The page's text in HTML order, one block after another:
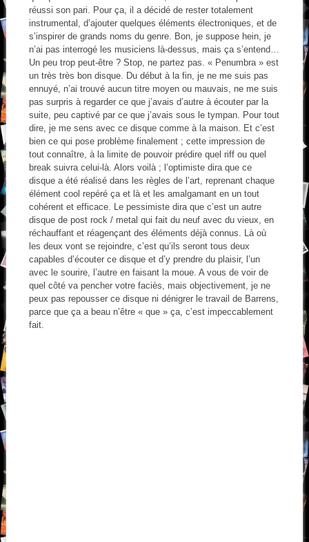
réussi son pari. Pour ça, il a décidé de rester totalement
instrumental, d’ajouter quelques éléments électroniques, et de
s’inspirer de grands noms du genre. Bon, je suppose hein, je
n’ai pas interrogé les musiciens là-dessus, mais ça s’entend…
Un peu trop peut-être ? Stop, ne partez pas. « Penumbra » est
un très très bon disque. Du début à la fin, je ne me suis pas
ennuyé, n’ai trouvé aucun titre moyen ou mauvais, ne me suis
pas surpris à regarder ce que j’avais d’autre à écouter par la
suite, peu captivé par ce que j’avais sous le tympan. Pour tout
dire, je me sens avec ce disque comme à la maison. Et c’est
bien ce qui pose problème finalement ; cette impression de
tout connaître, à la limite de pouvoir prédire quel riff ou quel
break suivra celui-là. Alors voilà ; l’optimiste dira que ce
disque a été réalisé dans les règles de l’art, reprenant chaque
élément cool repéré ça et là et les amalgamant en un tout
cohérent et efficace. Le pessimiste dira que c’est un autre
disque de post rock / metal qui fait du neuf avec du vieux, en
réchauffant et réagençant des éléments déjà connus. Là où
les deux vont se rejoindre, c’est qu’ils seront tous deux
capables d’écouter ce disque et d’y prendre du plaisir, l’un
avec le sourire, l’autre en faisant la moue. A vous de voir de
quel côté va pencher votre faciès, mais objectivement, je ne
peux pas repousser ce disque ni dénigrer le travail de Barrens,
parce que ça a beau n’être « que » ça, c’est impeccablement
fait.